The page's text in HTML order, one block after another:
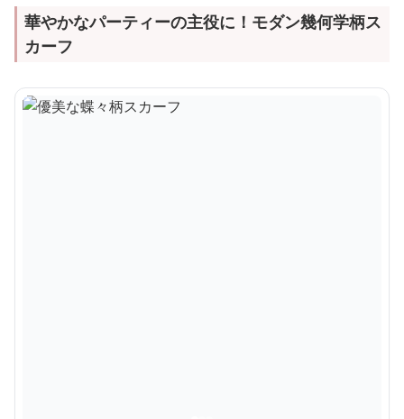
華やかなパーティーの主役に！モダン幾何学柄ス
カーフ